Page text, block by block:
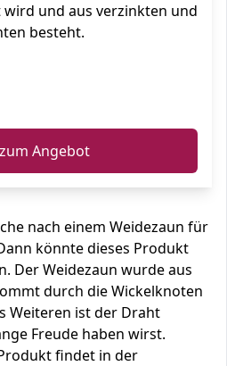
und aus verzinkten und
besteht.
Angebot
nach einem Weidezaun für
könnte dieses Produkt
Der Weidezaun wurde aus
durch die Wickelknoten
Weiteren ist der Draht
Freude haben wirst.
findet in der